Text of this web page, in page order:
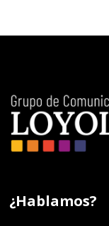
¿Hablamos?